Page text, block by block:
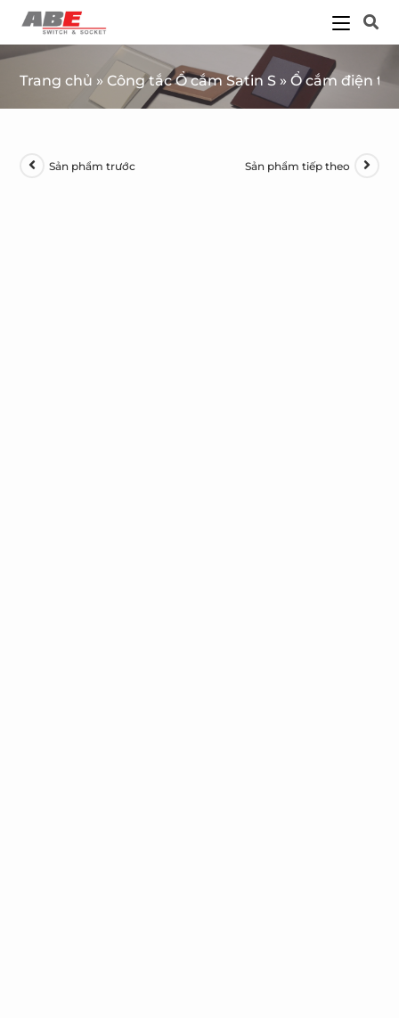
Trang chủ »Công tắc Ổ cắm Satin S »Ổ cắm điện
Sản phẩm trước Sản phẩm tiếp theo